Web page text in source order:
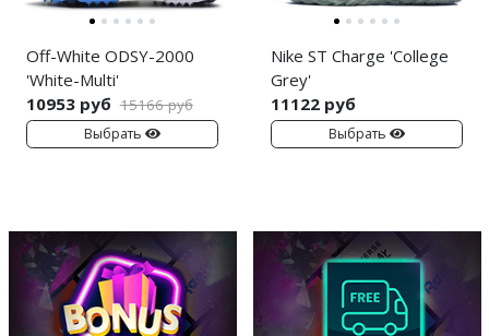
Off-White ODSY-2000
'White-Multi'
10953 руб 15166 руб
Выбрать
Nike ST Charge 'College
Grey'
11122 руб
Выбрать